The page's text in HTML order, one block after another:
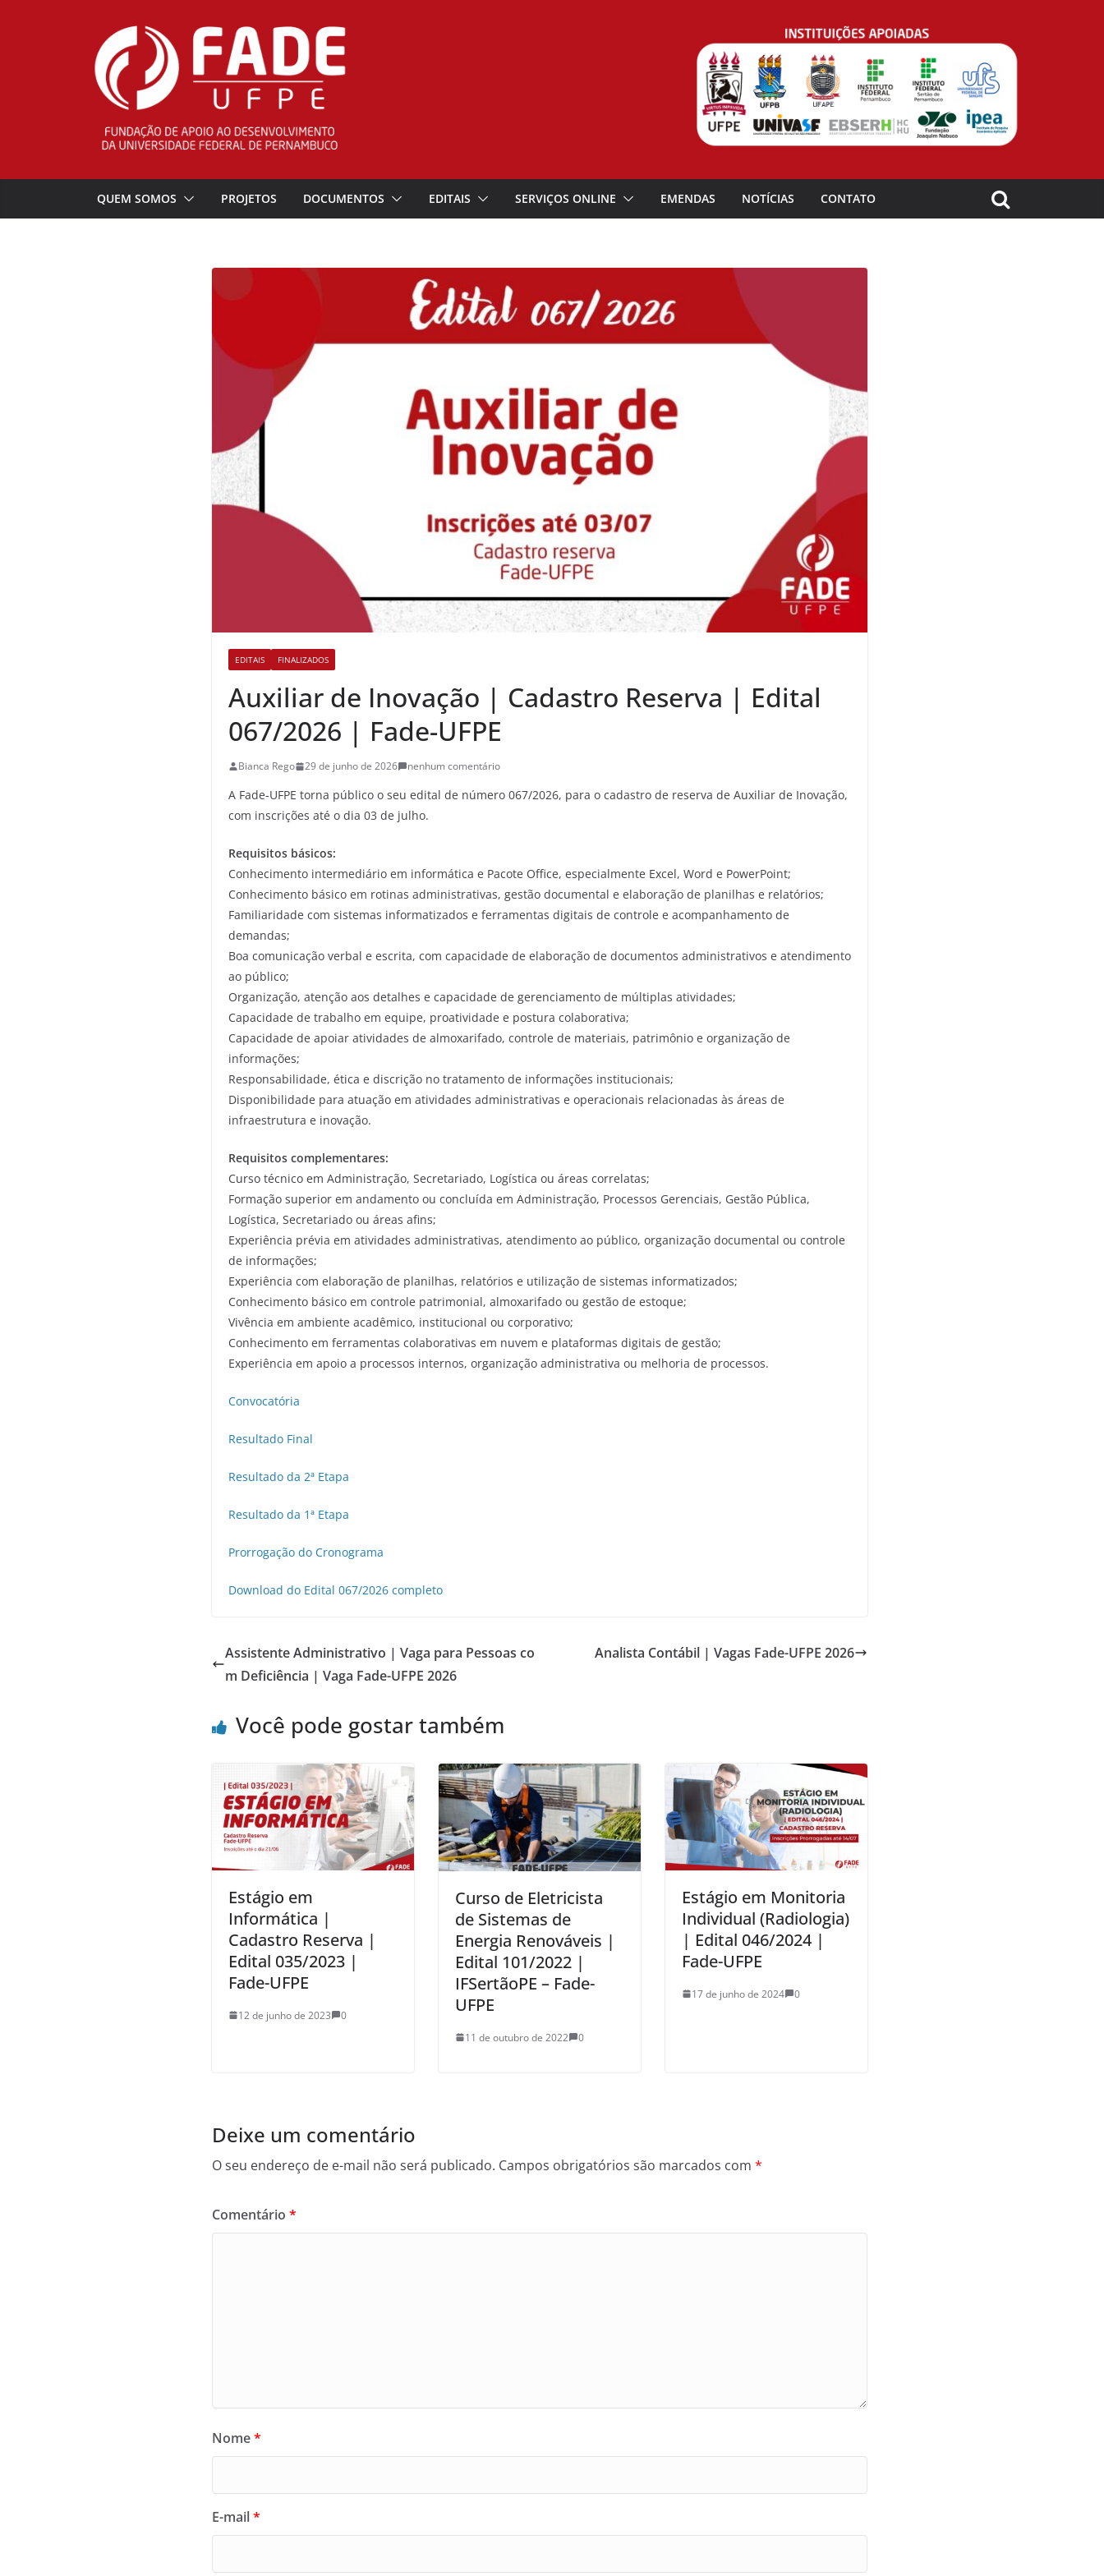
QUEM SOMOS PROJETOS DOCUMENTOS EDITAIS SERVIÇOS ONLINE EMENDAS NOTÍCIAS CONTATO
EDITAIS FINALIZADOS
Auxiliar de Inovação | Cadastro Reserva | Edital
067/2026 | Fade-UFPE
Bianca Rego 29 de junho de 2026 nenhum comentário
A Fade-UFPE torna público o seu edital de número 067/2026, para o cadastro de reserva de Auxiliar de Inovação,
com inscrições até o dia 03 de julho.
Requisitos básicos:
Conhecimento intermediário em informática e Pacote Office, especialmente Excel, Word e PowerPoint;
Conhecimento básico em rotinas administrativas, gestão documental e elaboração de planilhas e relatórios;
Familiaridade com sistemas informatizados e ferramentas digitais de controle e acompanhamento de
demandas;
Boa comunicação verbal e escrita, com capacidade de elaboração de documentos administrativos e atendimento
ao público;
Organização, atenção aos detalhes e capacidade de gerenciamento de múltiplas atividades;
Capacidade de trabalho em equipe, proatividade e postura colaborativa;
Capacidade de apoiar atividades de almoxarifado, controle de materiais, patrimônio e organização de
informações;
Responsabilidade, ética e discrição no tratamento de informações institucionais;
Disponibilidade para atuação em atividades administrativas e operacionais relacionadas às áreas de
infraestrutura e inovação.
Requisitos complementares:
Curso técnico em Administração, Secretariado, Logística ou áreas correlatas;
Formação superior em andamento ou concluída em Administração, Processos Gerenciais, Gestão Pública,
Logística, Secretariado ou áreas afins;
Experiência prévia em atividades administrativas, atendimento ao público, organização documental ou controle
de informações;
Experiência com elaboração de planilhas, relatórios e utilização de sistemas informatizados;
Conhecimento básico em controle patrimonial, almoxarifado ou gestão de estoque;
Vivência em ambiente acadêmico, institucional ou corporativo;
Conhecimento em ferramentas colaborativas em nuvem e plataformas digitais de gestão;
Experiência em apoio a processos internos, organização administrativa ou melhoria de processos.
Convocatória
Resultado Final
Resultado da 2ª Etapa
Resultado da 1ª Etapa
Prorrogação do Cronograma
Download do Edital 067/2026 completo
Assistente Administrativo | Vaga para Pessoas co
m Deficiência | Vaga Fade-UFPE 2026
Analista Contábil | Vagas Fade-UFPE 2026
Você pode gostar também
Estágio em
Informática |
Cadastro Reserva |
Edital 035/2023 |
Fade-UFPE
12 de junho de 2023 0
Curso de Eletricista
de Sistemas de
Energia Renováveis |
Edital 101/2022 |
IFSertãoPE – Fade-
UFPE
11 de outubro de 2022 0
Estágio em Monitoria
Individual (Radiologia)
| Edital 046/2024 |
Fade-UFPE
17 de junho de 2024 0
Deixe um comentário
O seu endereço de e-mail não será publicado. Campos obrigatórios são marcados com *
Comentário *
Nome*
E-mail*